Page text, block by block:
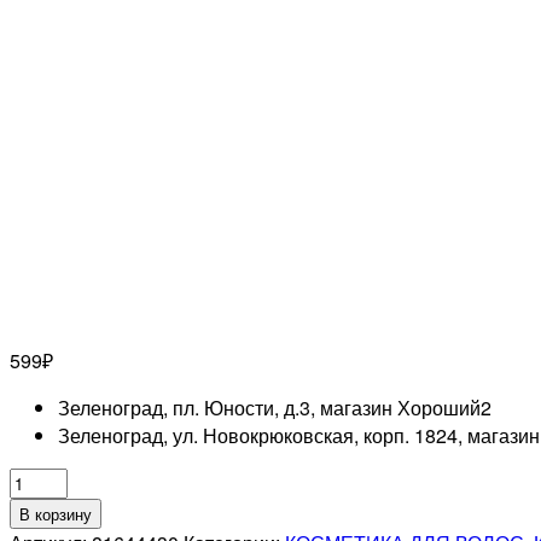
599₽
Зеленоград, пл. Юности, д.3, магазин Хороший2
Зеленоград, ул. Новокрюковская, корп. 1824,
Количество
товара
В корзину